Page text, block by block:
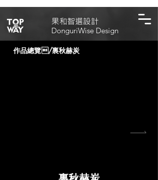
​果和智選設計
DonguriWise Design
作品總覽/裏秋赫炭